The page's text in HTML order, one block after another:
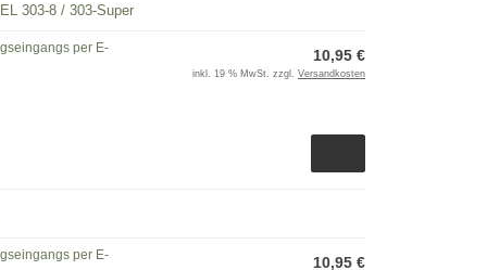
303-8 / 303-Super
per E-
10,95 €
inkl. 19 % MwSt. zzgl. Versandkosten
per E-
10,95 €